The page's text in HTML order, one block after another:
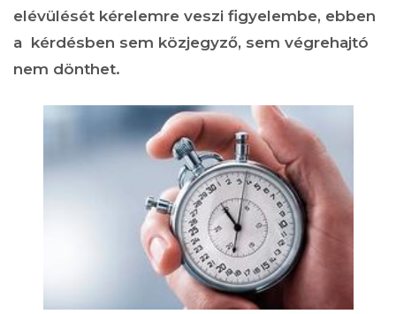
elévülését kérelemre veszi figyelembe, ebben
a kérdésben sem közjegyző, sem végrehajtó
nem dönthet.